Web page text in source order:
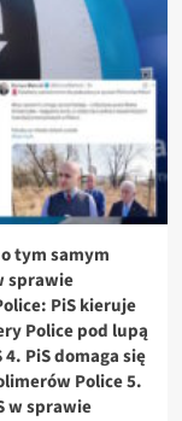
tym samym
sprawie
PiS kieruje
Police pod lupą
PiS domaga się
Police 5.
w sprawie